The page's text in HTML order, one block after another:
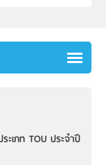
ะเภท TOU ประจำปี